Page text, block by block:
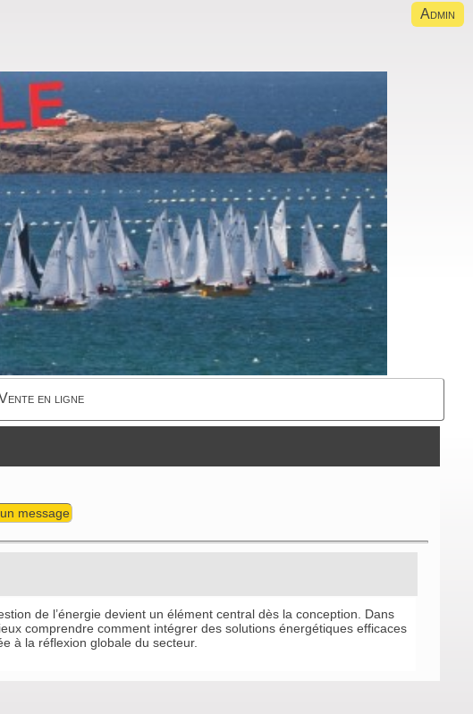
Admin
en ligne
message
de l’énergie devient un élément central dès la conception. Dans
comprendre comment intégrer des solutions énergétiques efficaces
à la réflexion globale du secteur.